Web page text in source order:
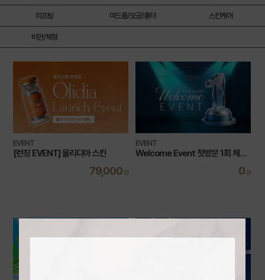
리프팅 여드름/모공/흉터 스킨케어
비만/체형
EVENT
[런칭 EVENT] 올리디아 스킨
79,000 원
EVENT
Welcome Event 첫방문 1회 체험
0 원